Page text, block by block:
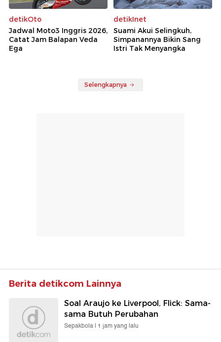
detikOto
Jadwal Moto3 Inggris 2026,
Catat Jam Balapan Veda
Ega
detikInet
Suami Akui Selingkuh,
Simpanannya Bikin Sang
Istri Tak Menyangka
Selengkapnya
Berita detikcom Lainnya
Soal Araujo ke Liverpool, Flick: Sama-
sama Butuh Perubahan
Sepakbola | 1 jam yang lalu